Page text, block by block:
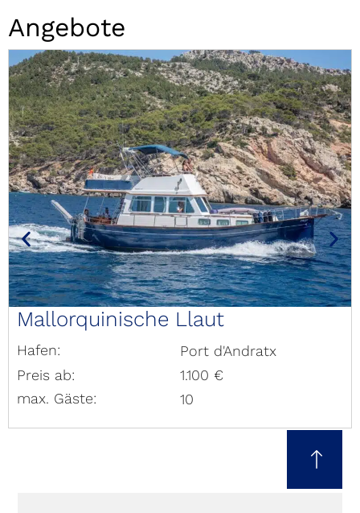
Angebote
Mallorquinische Llaut
Hafen:
Port d'Andratx
Preis ab:
1.100 €
max. Gäste:
10